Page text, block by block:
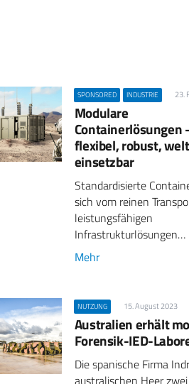
SPONSORED INDUSTRIE 23.
Modulare
Containerlösungen
flexibel, robust,
einsetzbar
Standardisierte
sich vom reinen
leistungsfähigen
Infrastrukturlösungen…
Mehr
NUTZUNG 15. August 2023
Australien erhält
Forensik-IED-
Die spanische Firma